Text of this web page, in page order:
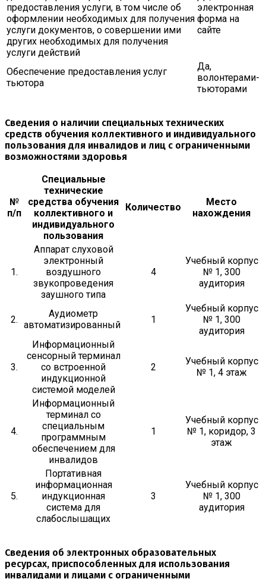
предоставления услуги, в том числе об
оформлении необходимых для получения
услуги документов, о совершении ими
других необходимых для получения
услуги действий
электронная
форма на
сайте
Обеспечение предоставления услуг
тьютора
Да,
волонтерами-
тьюторами
Сведения о наличии специальных технических
средств обучения коллективного и индивидуального
пользования для инвалидов и лиц с ограниченными
возможностями здоровья
№
п/п
Специальные
технические
средства обучения
коллективного и
индивидуального
пользования
Количество
Место
нахождения
1.
Аппарат слуховой
электронный
воздушного
звукопроведения
заушного типа
4
Учебный корпус
№ 1, 300
аудитория
2.
Аудиометр
автоматизированный
1
Учебный корпус
№ 1, 300
аудитория
3.
Информационный
сенсорный терминал
со встроенной
индукционной
системой моделей
2
Учебный корпус
№ 1, 4 этаж
4.
Информационный
терминал со
специальным
программным
обеспечением для
инвалидов
1
Учебный корпус
№ 1, коридор, 3
этаж
5.
Портативная
информационная
индукционная
система для
слабослышащих
3
Учебный корпус
№ 1, 300
аудитория
Сведения об электронных образовательных
ресурсах, приспособленных для использования
инвалидами и лицами с ограниченными